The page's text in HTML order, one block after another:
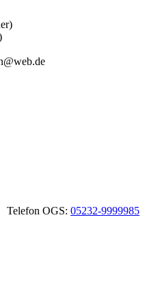
OGS: 05232-9999985